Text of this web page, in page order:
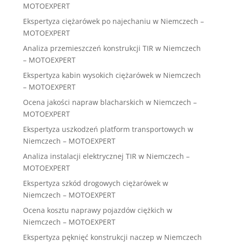
MOTOEXPERT
Ekspertyza ciężarówek po najechaniu w Niemczech –
MOTOEXPERT
Analiza przemieszczeń konstrukcji TIR w Niemczech
– MOTOEXPERT
Ekspertyza kabin wysokich ciężarówek w Niemczech
– MOTOEXPERT
Ocena jakości napraw blacharskich w Niemczech –
MOTOEXPERT
Ekspertyza uszkodzeń platform transportowych w
Niemczech – MOTOEXPERT
Analiza instalacji elektrycznej TIR w Niemczech –
MOTOEXPERT
Ekspertyza szkód drogowych ciężarówek w
Niemczech – MOTOEXPERT
Ocena kosztu naprawy pojazdów ciężkich w
Niemczech – MOTOEXPERT
Ekspertyza pęknięć konstrukcji naczep w Niemczech